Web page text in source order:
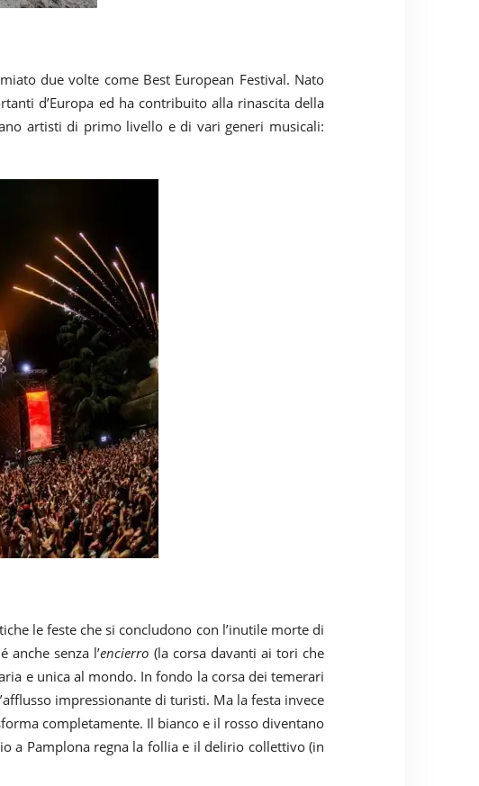
due volte come Best European Festival. Nato
d’Europa ed ha contribuito alla rinascita della
artisti di primo livello e di vari generi musicali:
le feste che si concludono con l’inutile morte di
anche senza l’encierro (la corsa davanti ai tori che
e unica al mondo. In fondo la corsa dei temerari
impressionante di turisti. Ma la festa invece
completamente. Il bianco e il rosso diventano
a Pamplona regna la follia e il delirio collettivo (in